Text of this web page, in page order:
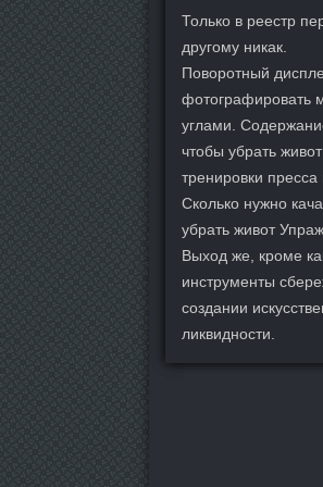
Только в реестр
другому никак.
Поворотный
фотографировать
углами.
чтобы убрать
тренировки
Сколько нужно
убрать живот
Выход же, кроме
инструменты
создании
ликвидности.